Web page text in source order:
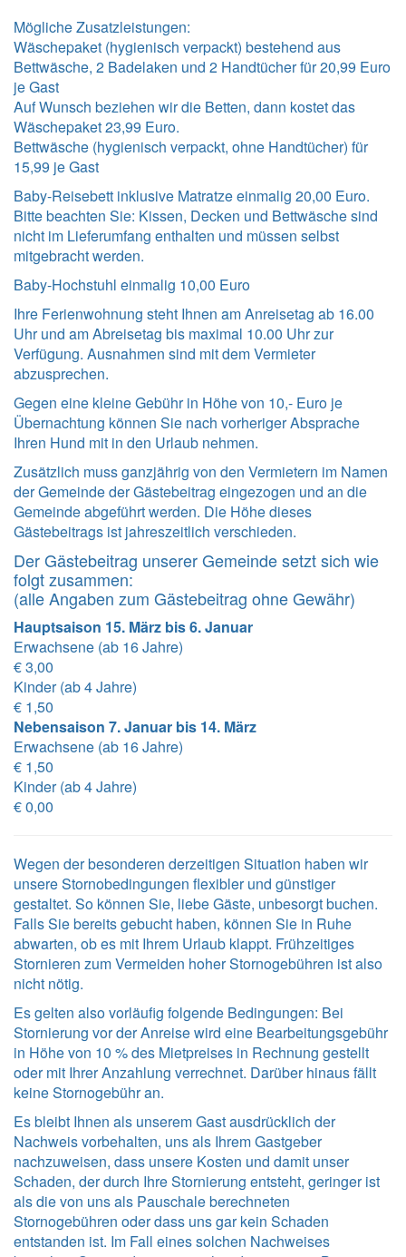
Mögliche Zusatzleistungen:
Wäschepaket (hygienisch verpackt) bestehend aus
Bettwäsche, 2 Badelaken und 2 Handtücher für 20,99 Euro
je Gast
Auf Wunsch beziehen wir die Betten, dann kostet das
Wäschepaket 23,99 Euro.
Bettwäsche (hygienisch verpackt, ohne Handtücher) für
15,99 je Gast
Baby-Reisebett inklusive Matratze einmalig 20,00 Euro.
Bitte beachten Sie: Kissen, Decken und Bettwäsche sind
nicht im Lieferumfang enthalten und müssen selbst
mitgebracht werden.
Baby-Hochstuhl einmalig 10,00 Euro
Ihre Ferienwohnung steht Ihnen am Anreisetag ab 16.00
Uhr und am Abreisetag bis maximal 10.00 Uhr zur
Verfügung. Ausnahmen sind mit dem Vermieter
abzusprechen.
Gegen eine kleine Gebühr in Höhe von 10,- Euro je
Übernachtung können Sie nach vorheriger Absprache
Ihren Hund mit in den Urlaub nehmen.
Zusätzlich muss ganzjährig von den Vermietern im Namen
der Gemeinde der Gästebeitrag eingezogen und an die
Gemeinde abgeführt werden. Die Höhe dieses
Gästebeitrags ist jahreszeitlich verschieden.
Der Gästebeitrag unserer Gemeinde setzt sich wie
folgt zusammen:
(alle Angaben zum Gästebeitrag ohne Gewähr)
Hauptsaison 15. März bis 6. Januar
Erwachsene (ab 16 Jahre)
€ 3,00
Kinder (ab 4 Jahre)
€ 1,50
Nebensaison 7. Januar bis 14. März
Erwachsene (ab 16 Jahre)
€ 1,50
Kinder (ab 4 Jahre)
€ 0,00
Wegen der besonderen derzeitigen Situation haben wir
unsere Stornobedingungen flexibler und günstiger
gestaltet. So können Sie, liebe Gäste, unbesorgt buchen.
Falls Sie bereits gebucht haben, können Sie in Ruhe
abwarten, ob es mit Ihrem Urlaub klappt. Frühzeitiges
Stornieren zum Vermeiden hoher Stornogebühren ist also
nicht nötig.
Es gelten also vorläufig folgende Bedingungen: Bei
Stornierung vor der Anreise wird eine Bearbeitungsgebühr
in Höhe von 10 % des Mietpreises in Rechnung gestellt
oder mit Ihrer Anzahlung verrechnet. Darüber hinaus fällt
keine Stornogebühr an.
Es bleibt Ihnen als unserem Gast ausdrücklich der
Nachweis vorbehalten, uns als Ihrem Gastgeber
nachzuweisen, dass unsere Kosten und damit unser
Schaden, der durch Ihre Stornierung entsteht, geringer ist
als die von uns als Pauschale berechneten
Stornogebühren oder dass uns gar kein Schaden
entstanden ist. Im Fall eines solchen Nachweises